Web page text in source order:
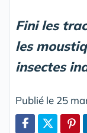
Fini les
les
insectes
Publié le 25